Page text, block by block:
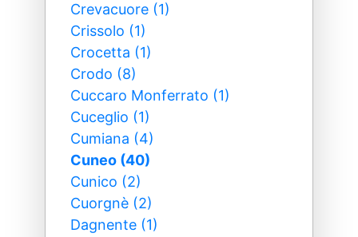
Crevacuore (1)
Crissolo (1)
Crocetta (1)
Crodo (8)
Cuccaro Monferrato (1)
Cuceglio (1)
Cumiana (4)
Cuneo (40)
Cunico (2)
Cuorgnè (2)
Dagnente (1)